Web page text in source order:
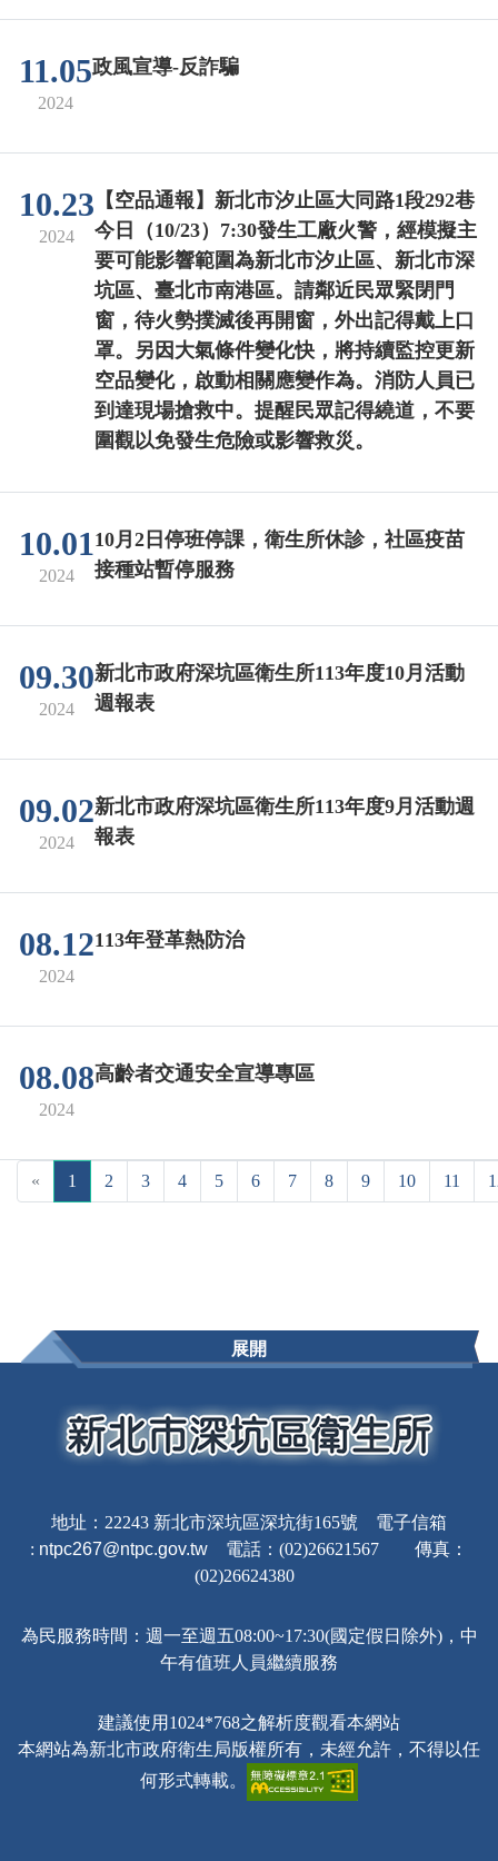
11.05
2024
政風宣導-反詐騙
10.23
2024
【空品通報】新北市汐止區大同路1段292巷
今日（10/23）7:30發生工廠火警，經模擬主
要可能影響範圍為新北市汐止區、新北市深
坑區、臺北市南港區。請鄰近民眾緊閉門
窗，待火勢撲滅後再開窗，外出記得戴上口
罩。另因大氣條件變化快，將持續監控更新
空品變化，啟動相關應變作為。消防人員已
到達現場搶救中。提醒民眾記得繞道，不要
圍觀以免發生危險或影響救災。
10.01
2024
10月2日停班停課，衛生所休診，社區疫苗
接種站暫停服務
09.30
2024
新北市政府深坑區衛生所113年度10月活動
週報表
09.02
2024
新北市政府深坑區衛生所113年度9月活動週
報表
08.12
2024
113年登革熱防治
08.08
2024
高齡者交通安全宣導專區
« 1 2 3 4 5 6 7 8 9 10 11
展開
地址：22243 新北市深坑區深坑街165號 電子信箱
: ntpc267@ntpc.gov.tw 電話：(02)26621567 傳真：
(02)26624380
為民服務時間：週一至週五08:00~17:30(國定假日除外)，中
午有值班人員繼續服務
建議使用1024*768之解析度觀看本網站
本網站為新北市政府衛生局版權所有，未經允許，不得以任
何形式轉載。